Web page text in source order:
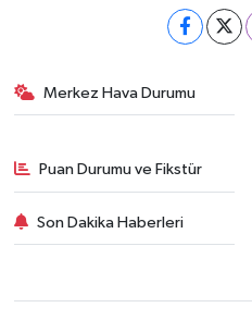
Merkez Hava Durumu
Puan Durumu ve Fikstür
Son Dakika Haberleri